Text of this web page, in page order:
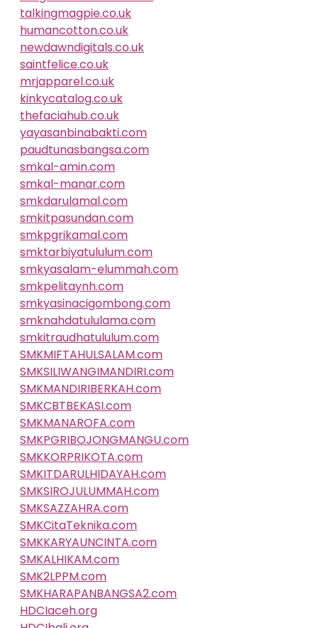
talkingmagpie.co.uk
humancotton.co.uk
newdawndigitals.co.uk
saintfelice.co.uk
mrjapparel.co.uk
kinkycatalog.co.uk
thefaciahub.co.uk
yayasanbinabakti.com
paudtunasbangsa.com
smkal-amin.com
smkal-manar.com
smkdarulamal.com
smkitpasundan.com
smkpgrikamal.com
smktarbiyatululum.com
smkyasalam-elummah.com
smkpelitaynh.com
smkyasinacigombong.com
smknahdatululama.com
smkitraudhatululum.com
SMKMIFTAHULSALAM.com
SMKSILIWANGIMANDIRI.com
SMKMANDIRIBERKAH.com
SMKCBTBEKASI.com
SMKMANAROFA.com
SMKPGRIBOJONGMANGU.com
SMKKORPRIKOTA.com
SMKITDARULHIDAYAH.com
SMKSIROJULUMMAH.com
SMKSAZZAHRA.com
SMKCitaTeknika.com
SMKKARYAUNCINTA.com
SMKALHIKAM.com
SMK2LPPM.com
SMKHARAPANBANGSA2.com
HDCIaceh.org